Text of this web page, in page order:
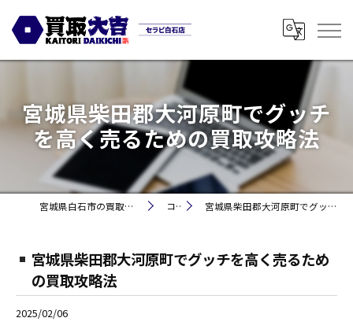
宮城県柴田郡大河原町でグッチ
を高く売るための買取攻略法
宮城県白石市の買取なら買取大吉セラビ白石店 コラム 宮城県柴田郡大河原町でグッチを高く売るための買取攻略法
宮城県柴田郡大河原町でグッチを高く売るため
の買取攻略法
2025/02/06